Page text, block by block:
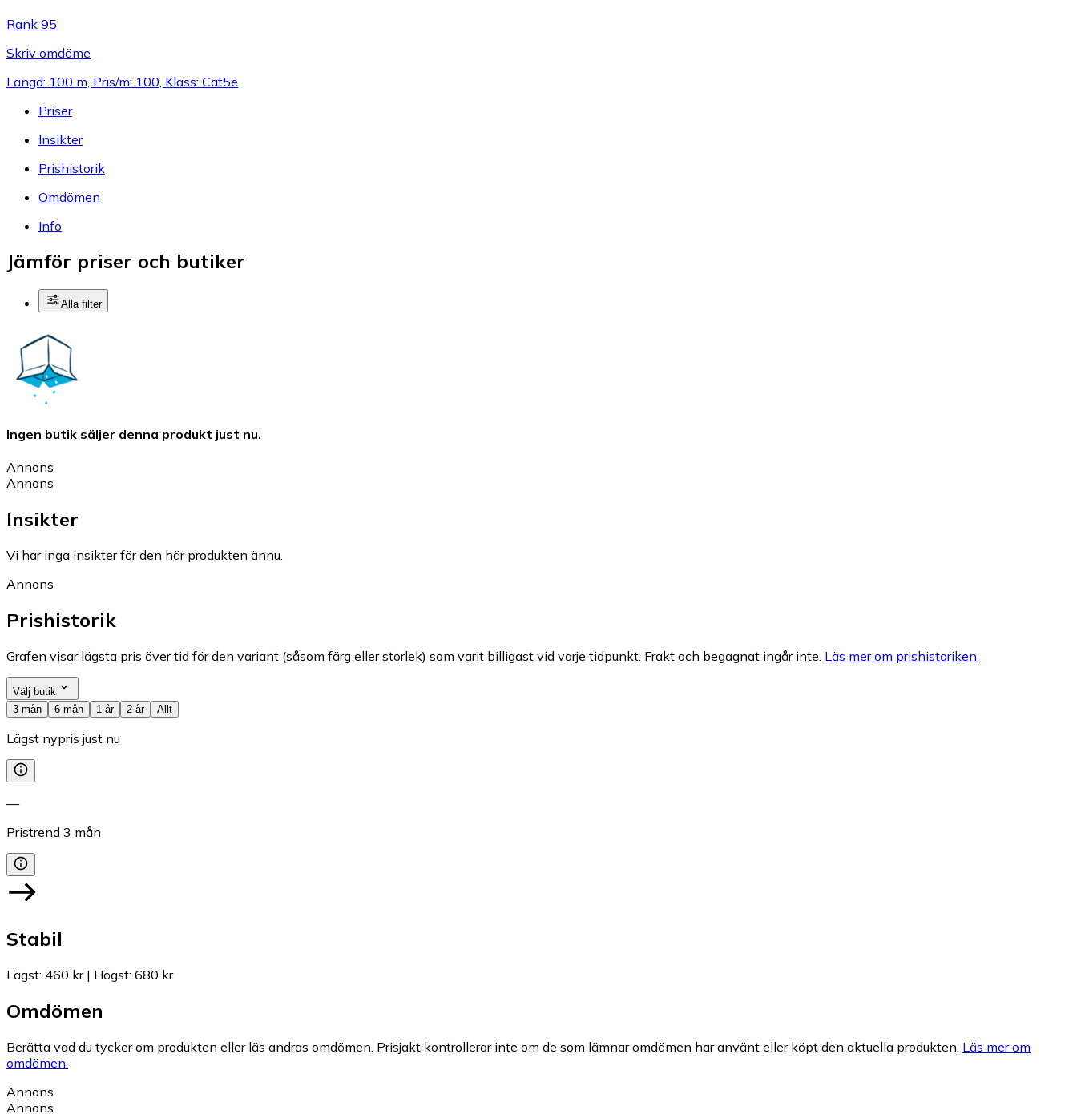
Rank 95
Skriv omdöme
Längd: 100 m, Pris/m: 100, Klass: Cat5e
Priser
Insikter
Prishistorik
Omdömen
Info
Jämför priser och butiker
Alla filter
Ingen butik säljer denna produkt just nu.
Annons
Annons
Insikter
Vi har inga insikter för den här produkten ännu.
Annons
Prishistorik
Grafen visar lägsta pris över tid för den variant (såsom färg eller storlek) som varit billigast vid varje tidpunkt. Frakt och begagnat ingår inte. Läs mer om prishistoriken.
Välj butik
3 mån
6 mån 1 år 2 år Allt
Lägst nypris just nu
—
Pristrend 3 mån
Stabil
Lägst: 460 kr| Högst: 680 kr
Omdömen
Berätta vad du tycker om produkten eller läs andras omdömen. Prisjakt kontrollerar inte om de som lämnar omdömen har använt eller köpt den aktuella produkten. Läs mer om
omdömen.
Annons
Annons